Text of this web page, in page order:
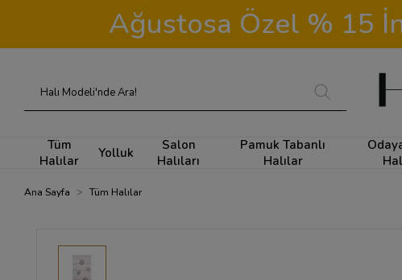
Ağustosa Özel % 15
Tüm
Halılar
Yolluk
Salon
Halıları
Pamuk Tabanlı
Halılar
Ana Sayfa Tüm Halılar